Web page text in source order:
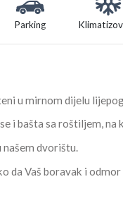
Parking
u mirnom dijelu
i bašta sa roštiljem,
dvorištu.
da Vaš boravak i